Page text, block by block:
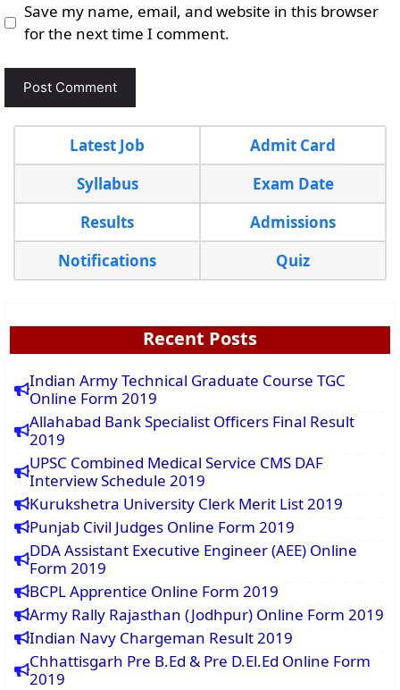
Save my name, email, and website in this browser
for the next time I comment.
Latest Job
Admit Card
Syllabus
Exam Date
Results
Admissions
Notifications
Quiz
Recent Posts
Indian Army Technical Graduate Course TGC
Online Form 2019
Allahabad Bank Specialist Officers Final Result
2019
UPSC Combined Medical Service CMS DAF
Interview Schedule 2019
Kurukshetra University Clerk Merit List 2019
Punjab Civil Judges Online Form 2019
DDA Assistant Executive Engineer (AEE) Online
Form 2019
BCPL Apprentice Online Form 2019
Army Rally Rajasthan (Jodhpur) Online Form 2019
Indian Navy Chargeman Result 2019
Chhattisgarh Pre B.Ed & Pre D.El.Ed Online Form
2019